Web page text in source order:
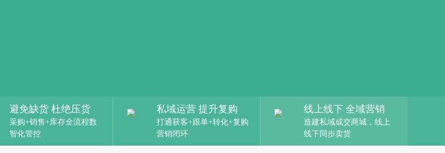
避免缺货 杜绝压货
采购+销售+库存全流程数
智化管控
私域运营 提升复购
打通获客+跟单+转化+复购
营销闭环
线上线下 全域营销
造建私域成交商城，线上
线下同步卖货